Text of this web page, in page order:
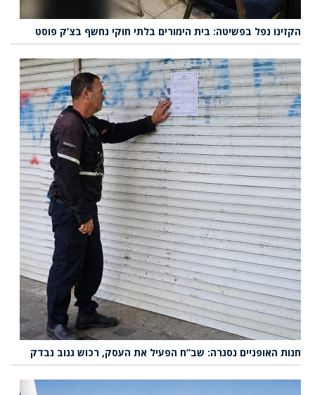
הקזינו נפל בפשיטה: בית הימורים בלתי חוקי נחשף בצ’ק פוסט
חנות האופניים נסגרה: שב”ח הפעיל את העסק, רכוש גנוב נבדק